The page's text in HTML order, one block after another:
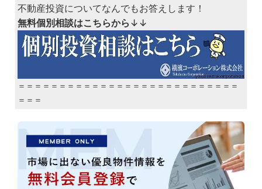
不動産投資についてなんでもお答えします！
無料個別相談はこちらから ↓↓
＝＝＝＝＝＝＝＝＝＝＝＝＝＝＝＝＝＝＝＝＝＝＝＝＝＝＝
＝＝＝